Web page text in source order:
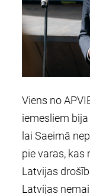
Viens no
iemesliem
lai Saeimā
pie varas,
Latvijas
Latvijas